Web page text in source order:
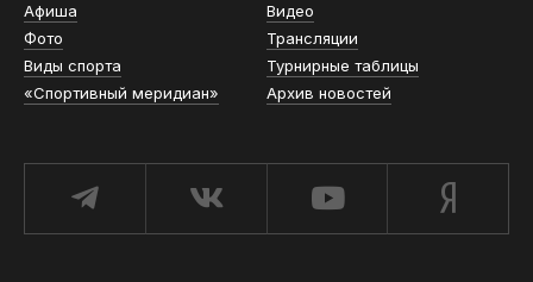
Афиша
Видео
Фото
Трансляции
Виды спорта
Турнирные таблицы
«Спортивный меридиан»
Архив новостей